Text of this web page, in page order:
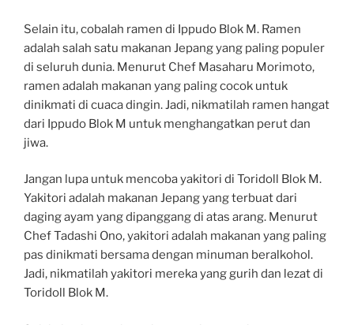
Selain itu, cobalah ramen di Ippudo Blok M. Ramen
adalah salah satu makanan Jepang yang paling populer
di seluruh dunia. Menurut Chef Masaharu Morimoto,
ramen adalah makanan yang paling cocok untuk
dinikmati di cuaca dingin. Jadi, nikmatilah ramen hangat
dari Ippudo Blok M untuk menghangatkan perut dan
jiwa.
Jangan lupa untuk mencoba yakitori di Toridoll Blok M.
Yakitori adalah makanan Jepang yang terbuat dari
daging ayam yang dipanggang di atas arang. Menurut
Chef Tadashi Ono, yakitori adalah makanan yang paling
pas dinikmati bersama dengan minuman beralkohol.
Jadi, nikmatilah yakitori mereka yang gurih dan lezat di
Toridoll Blok M.